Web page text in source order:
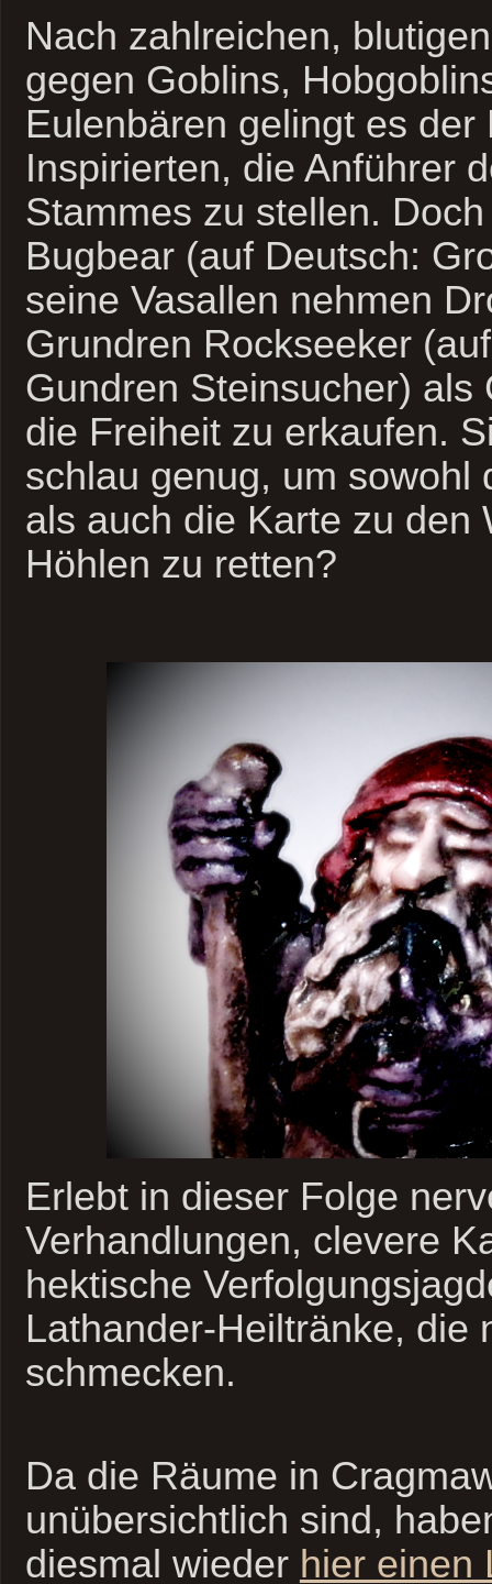
Nach zahlreichen,
gegen Goblins,
Eulenbären gelingt es der
Inspirierten, die Anführer
Stammes zu stellen.
Bugbear (auf Deutsch:
seine Vasallen nehmen
Grundren Rockseeker
Gundren Steinsucher) als
die Freiheit zu erkaufen.
schlau genug, um sowohl
als auch die Karte zu den
Höhlen zu retten?
Erlebt in dieser Folge
Verhandlungen, clevere
hektische
Lathander-Heiltränke, die
schmecken.
Da die Räume in
unübersichtlich sind,
diesmal wieder hier einen